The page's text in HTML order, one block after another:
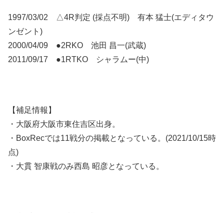
1997/03/02 △4R判定 (採点不明) 有本 猛士(エディタウ
ンゼント)
2000/04/09 ●2RKO 池田 昌一(武蔵)
2011/09/17 ●1RTKO シャラムー(中)
【補足情報】
・大阪府大阪市東住吉区出身。
・BoxRecでは11戦分の掲載となっている。(2021/10/15時
点)
・大貫 智康戦のみ西島 昭彦となっている。